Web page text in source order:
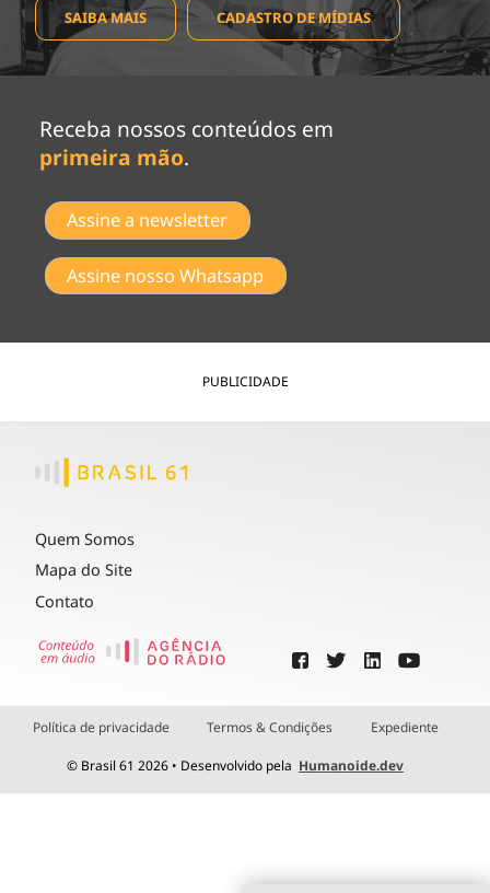
SAIBA MAIS CADASTRO DE MÍDIAS
Receba nossos conteúdos em
primeira mão.
Assine a newsletter
Assine nosso Whatsapp
PUBLICIDADE
Quem Somos
Mapa do Site
Contato
Política de privacidade Termos & Condições Expediente
© Brasil 61 2026 • Desenvolvido pela Humanoide.dev